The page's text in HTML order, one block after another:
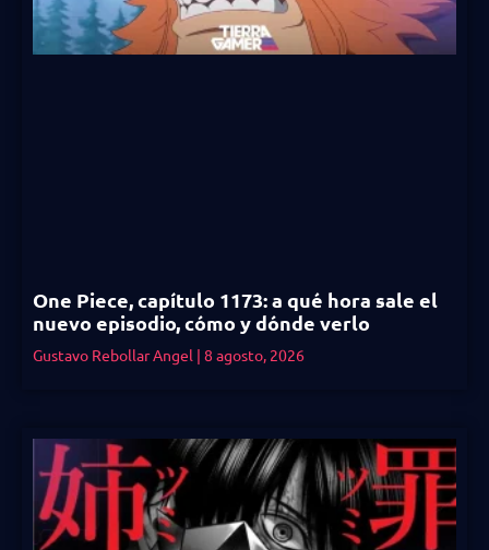
One Piece, capítulo 1173: a qué hora sale el
nuevo episodio, cómo y dónde verlo
Gustavo Rebollar Angel 8 agosto, 2026